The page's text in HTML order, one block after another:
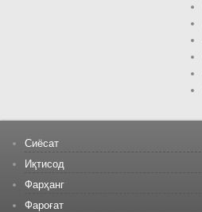
Сиёсат
Иқтисод
Фарҳанг
Фароғат